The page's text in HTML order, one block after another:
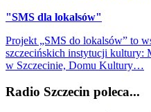
"SMS dla lokalsów"
Projekt „SMS do lokalsów” to
szczecińskich instytucji kultury:
w Szczecinie, Domu Kultury…
Radio Szczecin poleca...